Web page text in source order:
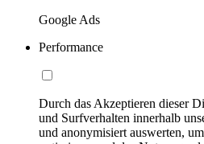
Google Ads
Performance
Durch das Akzeptieren dieser
und Surfverhalten innerhalb
und anonymisiert auswerten,